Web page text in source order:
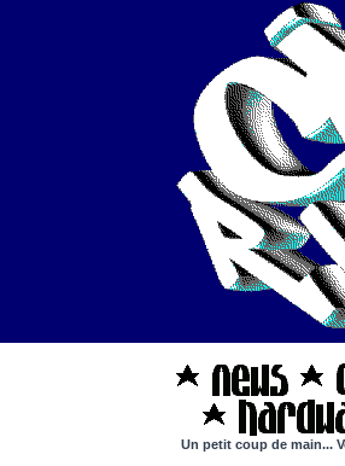
Un petit coup de main...